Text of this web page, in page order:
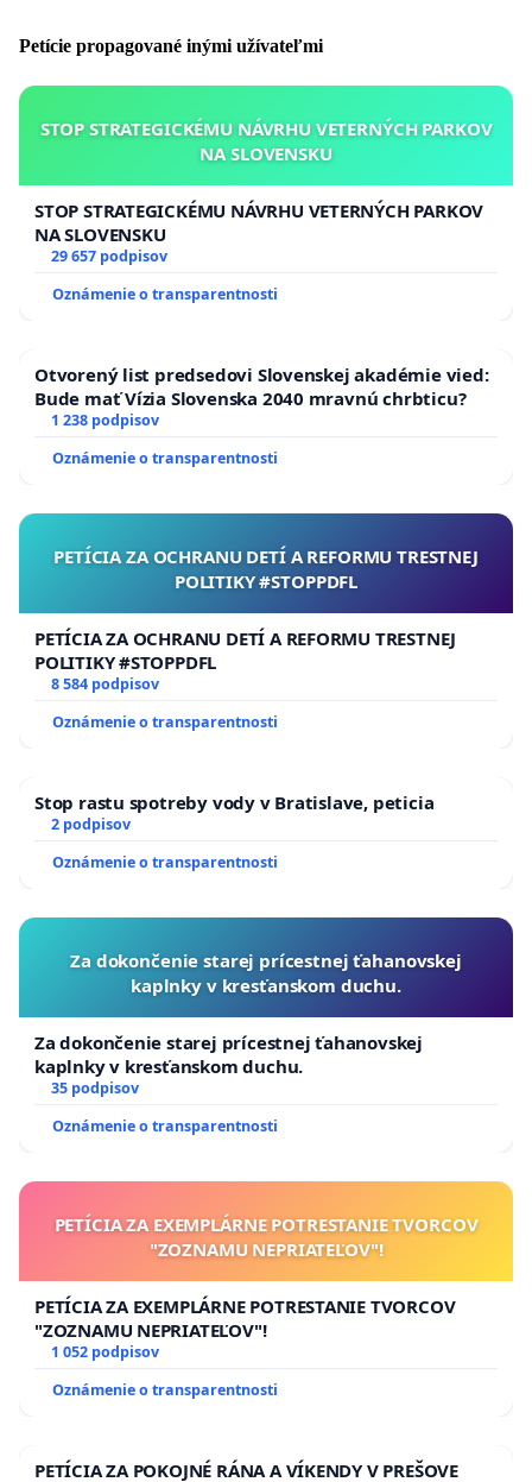
Petície propagované inými užívateľmi
STOP STRATEGICKÉMU NÁVRHU VETERNÝCH PARKOV
NA SLOVENSKU
STOP STRATEGICKÉMU NÁVRHU VETERNÝCH PARKOV
NA SLOVENSKU
29 657 podpisov
Oznámenie o transparentnosti
Otvorený list predsedovi Slovenskej akadémie vied:
Bude mať Vízia Slovenska 2040 mravnú chrbticu?
1 238 podpisov
Oznámenie o transparentnosti
PETÍCIA ZA OCHRANU DETÍ A REFORMU TRESTNEJ
POLITIKY #STOPPDFL
PETÍCIA ZA OCHRANU DETÍ A REFORMU TRESTNEJ
POLITIKY #STOPPDFL
8 584 podpisov
Oznámenie o transparentnosti
Stop rastu spotreby vody v Bratislave, peticia
2 podpisov
Oznámenie o transparentnosti
Za dokončenie starej prícestnej ťahanovskej
kaplnky v kresťanskom duchu.
Za dokončenie starej prícestnej ťahanovskej
kaplnky v kresťanskom duchu.
35 podpisov
Oznámenie o transparentnosti
PETÍCIA ZA EXEMPLÁRNE POTRESTANIE TVORCOV
"ZOZNAMU NEPRIATEĽOV"!
PETÍCIA ZA EXEMPLÁRNE POTRESTANIE TVORCOV
"ZOZNAMU NEPRIATEĽOV"!
1 052 podpisov
Oznámenie o transparentnosti
PETÍCIA ZA POKOJNÉ RÁNA A VÍKENDY V PREŠOVE